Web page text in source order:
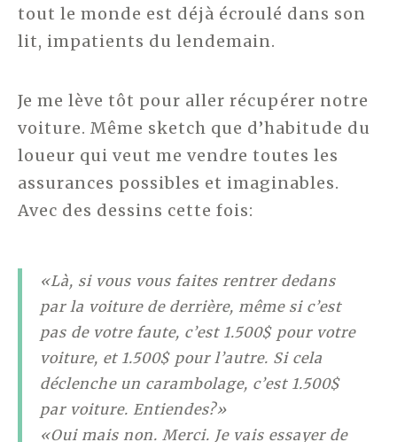
tout le monde est déjà écroulé dans son
lit, impatients du lendemain.
Je me lève tôt pour aller récupérer notre
voiture. Même sketch que d’habitude du
loueur qui veut me vendre toutes les
assurances possibles et imaginables.
Avec des dessins cette fois:
«Là, si vous vous faites rentrer dedans
par la voiture de derrière, même si c’est
pas de votre faute, c’est 1.500$ pour votre
voiture, et 1.500$ pour l’autre. Si cela
déclenche un carambolage, c’est 1.500$
par voiture. Entiendes?»
«Oui mais non. Merci. Je vais essayer de